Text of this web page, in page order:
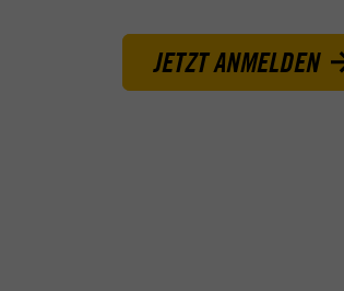
JETZT ANMELDEN